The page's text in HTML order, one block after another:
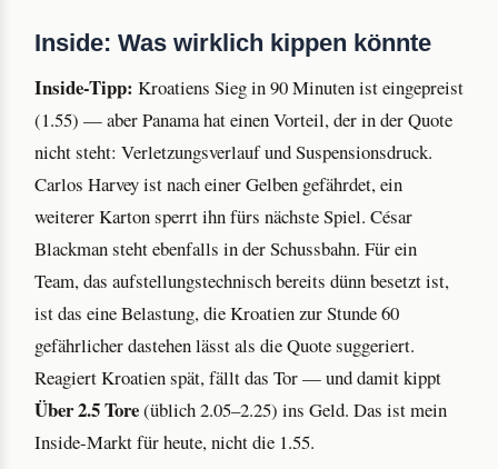
Inside: Was wirklich kippen könnte
Inside-Tipp: Kroatiens Sieg in 90 Minuten ist eingepreist
(1.55) — aber Panama hat einen Vorteil, der in der Quote
nicht steht: Verletzungsverlauf und Suspensionsdruck.
Carlos Harvey ist nach einer Gelben gefährdet, ein
weiterer Karton sperrt ihn fürs nächste Spiel. César
Blackman steht ebenfalls in der Schussbahn. Für ein
Team, das aufstellungstechnisch bereits dünn besetzt ist,
ist das eine Belastung, die Kroatien zur Stunde 60
gefährlicher dastehen lässt als die Quote suggeriert.
Reagiert Kroatien spät, fällt das Tor — und damit kippt
Über 2.5 Tore(üblich 2.05–2.25) ins Geld. Das ist mein
Inside-Markt für heute, nicht die 1.55.